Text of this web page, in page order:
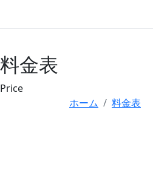
料金表
Price
ホーム
料金表